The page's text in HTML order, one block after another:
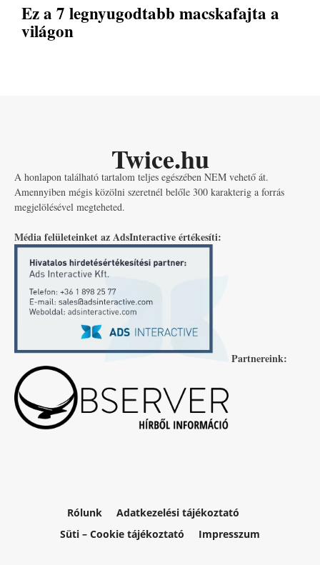
Ez a 7 legnyugodtabb macskafajta a
világon
Twice.hu
A honlapon található tartalom teljes egészében NEM vehető át.
Amennyiben mégis közölni szeretnél belőle 300 karakterig a forrás
megjelölésével megteheted.
Média felületeinket az AdsInteractive értékesíti:
Partnereink:
Rólunk
Adatkezelési tájékoztató
Süti – Cookie tájékoztató
Impresszum